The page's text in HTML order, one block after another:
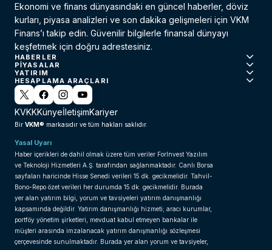
Ekonomi ve finans dünyasındaki en güncel haberler, döviz
kurları, piyasa analizleri ve son dakika gelişmeleri için VKM
Finans’ı takip edin. Güvenilir bilgilerle finansal dünyayı
keşfetmek için doğru adrestesiniz.
HABERLER
PIYASALAR
YATIRIM
HESAPLAMA ARAÇLARI
KVKKKünyeİletişimKariyer
Bir VKM® markasıdır ve tüm hakları saklıdır.
Yasal Uyarı
Haber içerikleri de dahil olmak üzere tüm veriler ForInvest Yazılım
ve Teknoloji Hizmetleri A.Ş. tarafından sağlanmaktadır. Canlı Borsa
sayfaları haricinde Hisse Senedi verileri 15 dk. gecikmelidir. Tahvil-
Bono-Repo özet verileri her durumda 15 dk. gecikmelidir. Burada
yer alan yatırım bilgi, yorum ve tavsiyeleri yatırım danışmanlığı
kapsamında değildir. Yatırım danışmanlığı hizmeti; aracı kurumlar,
portföy yönetim şirketleri, mevduat kabul etmeyen bankalar ile
müşteri arasında imzalanacak yatırım danışmanlığı sözleşmesi
çerçevesinde sunulmaktadır. Burada yer alan yorum ve tavsiyeler,